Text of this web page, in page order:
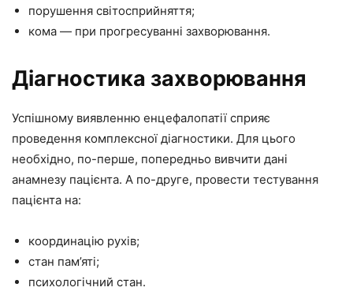
порушення світосприйняття;
кома — при прогресуванні захворювання.
Діагностика захворювання
Успішному виявленню енцефалопатії сприяє
проведення комплексної діагностики. Для цього
необхідно, по-перше, попередньо вивчити дані
анамнезу пацієнта. А по-друге, провести тестування
пацієнта на:
координацію рухів;
стан пам’яті;
психологічний стан.